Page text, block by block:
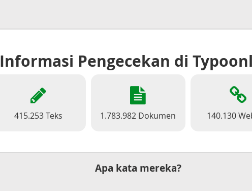
Informasi Pengecekan di
415.253 Teks 1.783.982 Dokumen 140.130
Apa kata mereka?